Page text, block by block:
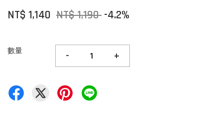
NT$ 1,140 NT$ 1,190 -4.2%
數量 - +